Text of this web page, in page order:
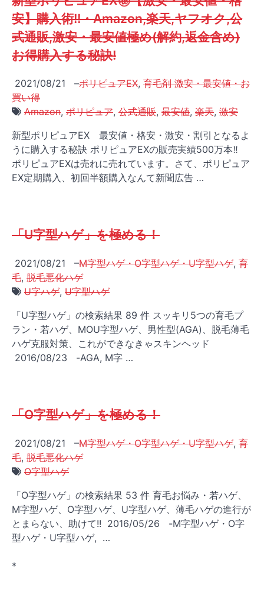
安】購入術!!・Amazon,楽天,ヤフオク,公
式通販,激安・最安値極め(解約,返金含め)
お得購入する秘訣!
2021/08/21 –ポリピュアEX, 育毛剤 激安・最安値・お
買い得
Amazon, ポリピュア, 公式通販, 最安値, 楽天, 激安
新型ポリピュアEX 最安値・格安・激安・割引となるよ
うに購入する秘訣 ポリピュアEXの販売実績500万本‼
ポリピュアEXは売れに売れています。さて、ポリピュア
EX定期購入、初回半額購入なんて新聞広告 …
「U字型ハゲ」を極める！
2021/08/21 –M字型ハゲ・O字型ハゲ・U字型ハゲ, 育
毛, 脱毛悪化ハゲ
U字ハゲ, U字型ハゲ
「U字型ハゲ」の検索結果 89 件 スッキリ5つの育毛プ
ラン・若ハゲ、MOU字型ハゲ、男性型(AGA)、脱毛薄毛
ハゲ克服対策、これができなきゃスキンヘッド
2016/08/23 -AGA, M字 …
「O字型ハゲ」を極める！
2021/08/21 –M字型ハゲ・O字型ハゲ・U字型ハゲ, 育
毛, 脱毛悪化ハゲ
O字型ハゲ
「O字型ハゲ」の検索結果 53 件 育毛お悩み・若ハゲ、
M字型ハゲ、O字型ハゲ、U字型ハゲ、薄毛ハゲの進行が
とまらない、助けて!! 2016/05/26 -M字型ハゲ・O字
型ハゲ・U字型ハゲ, …
*